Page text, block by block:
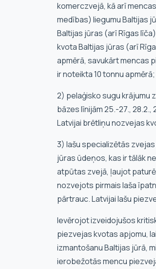
komerczvejā, kā arī
medības) liegumu Baltijas
Baltijas jūras (arī Rīgas
kvota Baltijas jūras (arī
apmērā, savukārt mencas
ir noteikta 10 tonnu apmērā;
2) pelaģisko sugu krājumu
bāzes līnijām 25.-27., 28.2.,
Latvijai brētliņu nozvejas
3) lašu specializētās
jūras ūdeņos, kas ir tālāk
atpūtas zvejā, ļaujot
nozvejots pirmais laša
pārtrauc. Latvijai lašu
Ievērojot izveidojušos
piezvejas kvotas apjomu,
izmantošanu Baltijas jūrā,
ierobežotās mencu